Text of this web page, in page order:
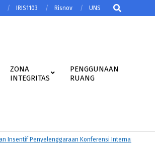
IRIS1103 Risnov UNS
Search
ZONA
INTEGRITAS
PENGGUNAAN
RUANG
Penyelenggaraan Konferensi Internasional Tahun